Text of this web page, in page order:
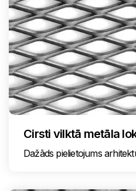
Cirsti vilktā metāla
Dažāds pielietojums